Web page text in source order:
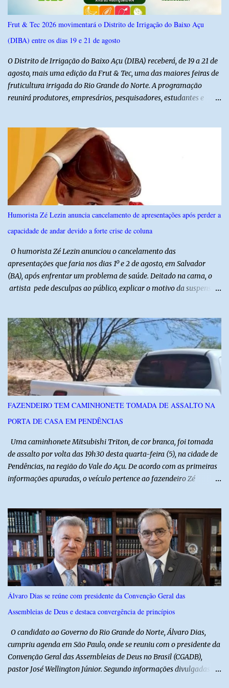
Frut & Tec 2026 movimentará o Distrito de Irrigação do Baixo Açu
(DIBA) entre os dias 19 e 21 de agosto
O Distrito de Irrigação do Baixo Açu (DIBA) receberá, de 19 a 21 de
agosto, mais uma edição da Frut & Tec, uma das maiores feiras de
fruticultura irrigada do Rio Grande do Norte. A programação
reunirá produtores, empresários, pesquisadores, estudantes e
instituições e tecnologias voltadas ao setor. Além das atividades
técnicas, a feira contará com programação cultural. No dia 20 de
agosto, o público poderá prestigiar o show de humor com Mução,
seguido de apresentação musical de Vê Barreto. A Frut & Tec
reforça a importância do Distrito de Irrigação do Baixo Açu como
referência na fruticultura irrigada, promovendo conhecimento,
Humorista Zé Lezin anuncia cancelamento de apresentações após perder a
capacidade de andar devido a forte crise de coluna
O humorista Zé Lezin anunciou o cancelamento das
apresentações que faria nos dias 1º e 2 de agosto, em Salvador
(BA), após enfrentar um problema de saúde. Deitado na cama, o
artista pede desculpas ao público, explicar o motivo da suspensão
impossível viajar e subir ao palco. O comediante contou que
precisou ser levado a um hospital depois de perder a capacidade
de andar normalmente. “Eu não estou conseguindo nem me
levantar direito da cama. É um processo muito dolorido”, relatou o
humorista. Durante o atendimento médico, o humorista foi
diagnosticado com “bico de papagaio” na região da coluna. De
afirmou ainda que está passando por um tratamento intenso, com
FAZENDEIRO TEM CAMINHONETE TOMADA DE ASSALTO NA
PORTA DE CASA EM PENDÊNCIAS
Uma caminhonete Mitsubishi Triton, de cor branca, foi tomada
de assalto por volta das 19h30 desta quarta-feira (5), na cidade de
Pendências, na região do Vale do Açu. De acordo com as primeiras
informações apuradas, o veículo pertence ao fazendeiro Zé
anunciaram o assalto no momento em que ela estava em frente à
residência, no Centro da cidade. Ainda conforme relatos de
testemunhas, os suspeitos utilizavam roupas semelhantes a
uniformes de empresa, o que pode ter ajudado a não despertar
suspeitas antes da abordagem. Após a ação criminosa, a dupla
fugiu levando a caminhonete em direção ainda desconhecida. A
na região na tentativa de localizar o veículo e identificar os
autores do assalto. Qualquer informação que possa ajudar na
localização da caminhonete ou na identificação dos suspeitos pode
Álvaro Dias se reúne com presidente da Convenção Geral das
Assembleias de Deus e destaca convergência de princípios
O candidato ao Governo do Rio Grande do Norte, Álvaro Dias,
cumpriu agenda em São Paulo, onde se reuniu com o presidente da
Convenção Geral das Assembleias de Deus no Brasil (CGADB),
pastor José Wellington Júnior. Segundo informações divulgadas